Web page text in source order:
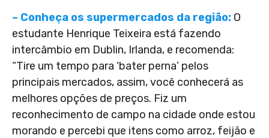
– Conheça os supermercados da região: O
estudante Henrique Teixeira está fazendo
intercâmbio em Dublin, Irlanda, e recomenda:
“Tire um tempo para ‘bater perna’ pelos
principais mercados, assim, você conhecerá as
melhores opções de preços. Fiz um
reconhecimento de campo na cidade onde estou
morando e percebi que itens como arroz, feijão e